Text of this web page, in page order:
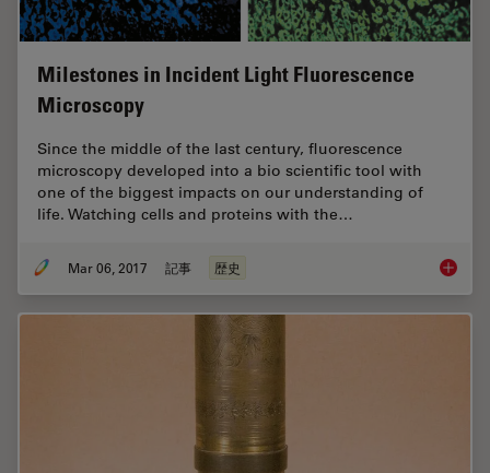
Milestones in Incident Light Fluorescence
Microscopy
Since the middle of the last century, fluorescence
microscopy developed into a bio scientific tool with
one of the biggest impacts on our understanding of
life. Watching cells and proteins with the…
Mar 06, 2017 記事 歴史